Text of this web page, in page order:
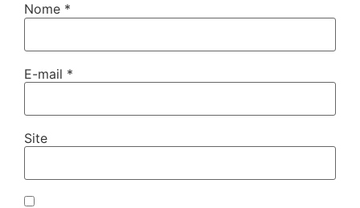
Nome *
E-mail *
Site